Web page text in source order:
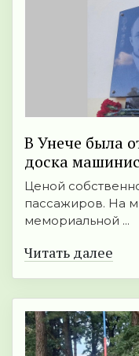
В Унече была
доска
Ценой
пассажиров. На
мемориальной ...
Читать далее